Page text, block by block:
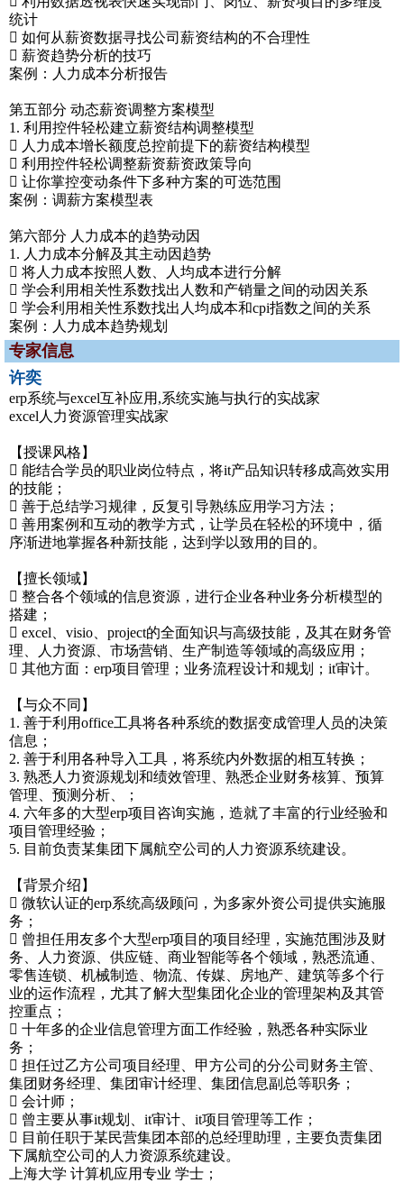
统计
 如何从薪资数据寻找公司薪资结构的不合理性
 薪资趋势分析的技巧
案例：人力成本分析报告
第五部分 动态薪资调整方案模型
1. 利用控件轻松建立薪资结构调整模型
 人力成本增长额度总控前提下的薪资结构模型
 利用控件轻松调整薪资薪资政策导向
 让你掌控变动条件下多种方案的可选范围
案例：调薪方案模型表
第六部分 人力成本的趋势动因
1. 人力成本分解及其主动因趋势
 将人力成本按照人数、人均成本进行分解
 学会利用相关性系数找出人数和产销量之间的动因关系
 学会利用相关性系数找出人均成本和cpi指数之间的关系
案例：人力成本趋势规划
专家信息
许奕
erp系统与excel互补应用,系统实施与执行的实战家
excel人力资源管理实战家
【授课风格】
 能结合学员的职业岗位特点，将it产品知识转移成高效实用
的技能；
 善于总结学习规律，反复引导熟练应用学习方法；
 善用案例和互动的教学方式，让学员在轻松的环境中，循
序渐进地掌握各种新技能，达到学以致用的目的。
【擅长领域】
 整合各个领域的信息资源，进行企业各种业务分析模型的
搭建；
 excel、visio、project的全面知识与高级技能，及其在财务管
理、人力资源、市场营销、生产制造等领域的高级应用；
 其他方面：erp项目管理；业务流程设计和规划；it审计。
【与众不同】
1. 善于利用office工具将各种系统的数据变成管理人员的决策
信息；
2. 善于利用各种导入工具，将系统内外数据的相互转换；
3. 熟悉人力资源规划和绩效管理、熟悉企业财务核算、预算
管理、预测分析、；
4. 六年多的大型erp项目咨询实施，造就了丰富的行业经验和
项目管理经验；
5. 目前负责某集团下属航空公司的人力资源系统建设。
【背景介绍】
 微软认证的erp系统高级顾问，为多家外资公司提供实施服
务；
 曾担任用友多个大型erp项目的项目经理，实施范围涉及财
务、人力资源、供应链、商业智能等各个领域，熟悉流通、
零售连锁、机械制造、物流、传媒、房地产、建筑等多个行
业的运作流程，尤其了解大型集团化企业的管理架构及其管
控重点；
 十年多的企业信息管理方面工作经验，熟悉各种实际业
务；
 担任过乙方公司项目经理、甲方公司的分公司财务主管、
集团财务经理、集团审计经理、集团信息副总等职务；
 会计师；
 曾主要从事it规划、it审计、it项目管理等工作；
 目前任职于某民营集团本部的总经理助理，主要负责集团
下属航空公司的人力资源系统建设。
上海大学 计算机应用专业 学士；